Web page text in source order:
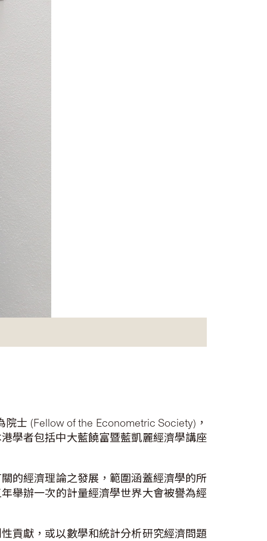
士 (Fellow of the Econometric Society)，
學者包括中大藍饒富暨藍凱麗經濟學講座
的經濟理論之發展，範圍涵蓋經濟學的所
舉辦一次的計量經濟學世界大會被譽為經
貢獻，或以數學和統計分析研究經濟問題